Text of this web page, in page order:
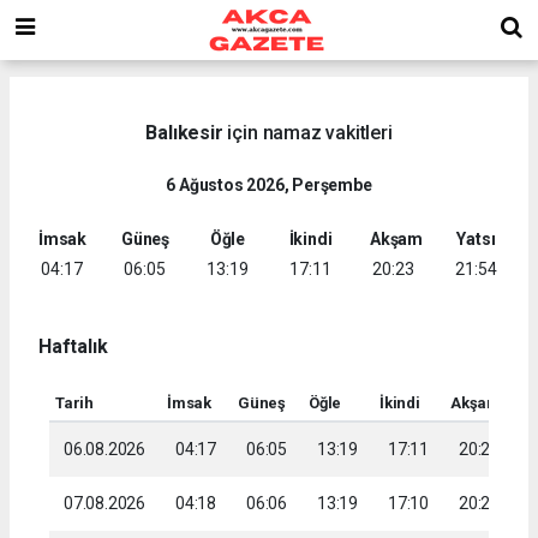
Balıkesir için namaz vakitleri
6 Ağustos 2026, Perşembe
İmsak
04:17
Güneş
06:05
Öğle
13:19
İkindi
17:11
Akşam
20:23
Yatsı
21:54
Haftalık
Tarih İmsak Güneş Öğle İkindi Akşam
06.08.2026 04:17 06:05 13:19 17:11 20:23
07.08.2026 04:18 06:06 13:19 17:10 20:22